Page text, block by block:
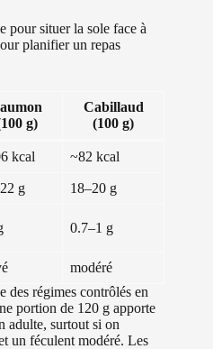
pour situer la sole face à
planifier un repas
g)
Cabillaud
(100 g)
kcal ~82 kcal
g 18–20 g
0.7–1 g
modéré
des régimes contrôlés en
portion de 120 g apporte
adulte, surtout si on
un féculent modéré. Les